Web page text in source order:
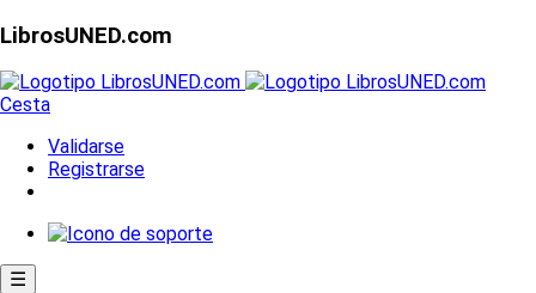
LibrosUNED.com
Cesta
Validarse
Registrarse
☰